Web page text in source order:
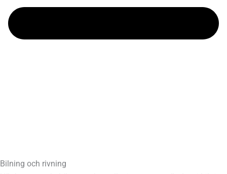
Bilning och rivning